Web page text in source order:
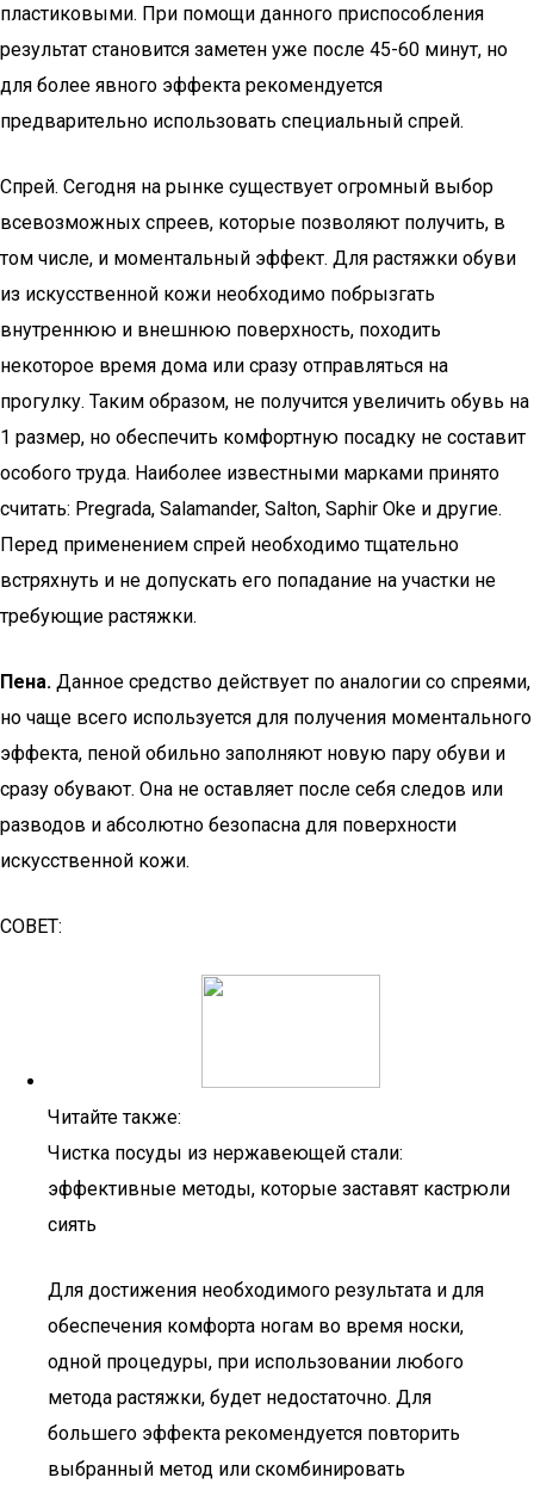
пластиковыми. При помощи данного приспособления
результат становится заметен уже после 45-60 минут, но
для более явного эффекта рекомендуется
предварительно использовать специальный спрей.
Спрей. Сегодня на рынке существует огромный выбор
всевозможных спреев, которые позволяют получить, в
том числе, и моментальный эффект. Для растяжки обуви
из искусственной кожи необходимо побрызгать
внутреннюю и внешнюю поверхность, походить
некоторое время дома или сразу отправляться на
прогулку. Таким образом, не получится увеличить обувь на
1 размер, но обеспечить комфортную посадку не составит
особого труда. Наиболее известными марками принято
считать: Pregrada, Salamander, Salton, Saphir Oke и другие.
Перед применением спрей необходимо тщательно
встряхнуть и не допускать его попадание на участки не
требующие растяжки.
Пена. Данное средство действует по аналогии со спреями,
но чаще всего используется для получения моментального
эффекта, пеной обильно заполняют новую пару обуви и
сразу обувают. Она не оставляет после себя следов или
разводов и абсолютно безопасна для поверхности
искусственной кожи.
СОВЕТ:
Читайте также:
Чистка посуды из нержавеющей стали:
эффективные методы, которые заставят кастрюли
сиять
Для достижения необходимого результата и для
обеспечения комфорта ногам во время носки,
одной процедуры, при использовании любого
метода растяжки, будет недостаточно. Для
большего эффекта рекомендуется повторить
выбранный метод или скомбинировать